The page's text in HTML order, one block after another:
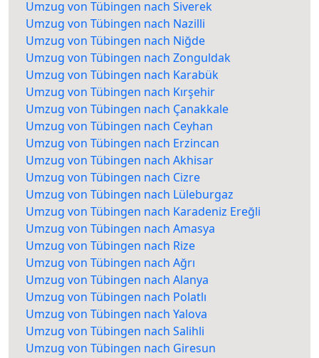
Umzug von Tübingen nach Siverek
Umzug von Tübingen nach Nazilli
Umzug von Tübingen nach Niğde
Umzug von Tübingen nach Zonguldak
Umzug von Tübingen nach Karabük
Umzug von Tübingen nach Kırşehir
Umzug von Tübingen nach Çanakkale
Umzug von Tübingen nach Ceyhan
Umzug von Tübingen nach Erzincan
Umzug von Tübingen nach Akhisar
Umzug von Tübingen nach Cizre
Umzug von Tübingen nach Lüleburgaz
Umzug von Tübingen nach Karadeniz Ereğli
Umzug von Tübingen nach Amasya
Umzug von Tübingen nach Rize
Umzug von Tübingen nach Ağrı
Umzug von Tübingen nach Alanya
Umzug von Tübingen nach Polatlı
Umzug von Tübingen nach Yalova
Umzug von Tübingen nach Salihli
Umzug von Tübingen nach Giresun